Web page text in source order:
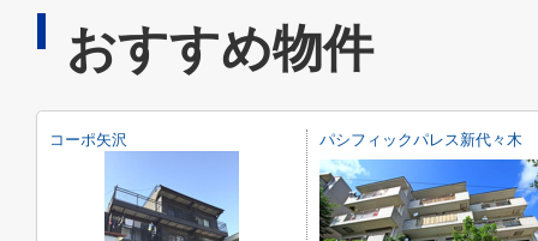
おすすめ物件
コーポ矢沢 パシフィックパレス新代々木